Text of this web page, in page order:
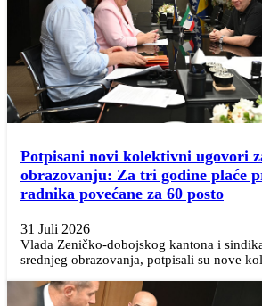
Potpisani novi kolektivni ugovori
obrazovanju: Za tri godine plaće
radnika povećane za 60 posto
31 Juli 2026
Vlada Zeničko-dobojskog kantona i
srednjeg obrazovanja, potpisali su nove